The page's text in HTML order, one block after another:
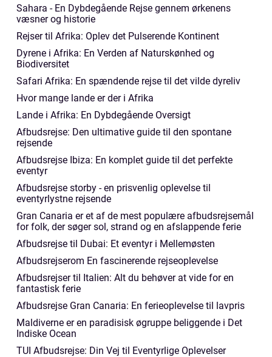
Sahara - En Dybdegående Rejse gennem ørkenens
væsner og historie
Rejser til Afrika: Oplev det Pulserende Kontinent
Dyrene i Afrika: En Verden af Naturskønhed og
Biodiversitet
Safari Afrika: En spændende rejse til det vilde dyreliv
Hvor mange lande er der i Afrika
Lande i Afrika: En Dybdegående Oversigt
Afbudsrejse: Den ultimative guide til den spontane
rejsende
Afbudsrejse Ibiza: En komplet guide til det perfekte
eventyr
Afbudsrejse storby - en prisvenlig oplevelse til
eventyrlystne rejsende
Gran Canaria er et af de mest populære afbudsrejsemål
for folk, der søger sol, strand og en afslappende ferie
Afbudsrejse til Dubai: Et eventyr i Mellemøsten
Afbudsrejserom En fascinerende rejseoplevelse
Afbudsrejser til Italien: Alt du behøver at vide for en
fantastisk ferie
Afbudsrejse Gran Canaria: En ferieoplevelse til lavpris
Maldiverne er en paradisisk øgruppe beliggende i Det
Indiske Ocean
TUI Afbudsrejse: Din Vej til Eventyrlige Oplevelser